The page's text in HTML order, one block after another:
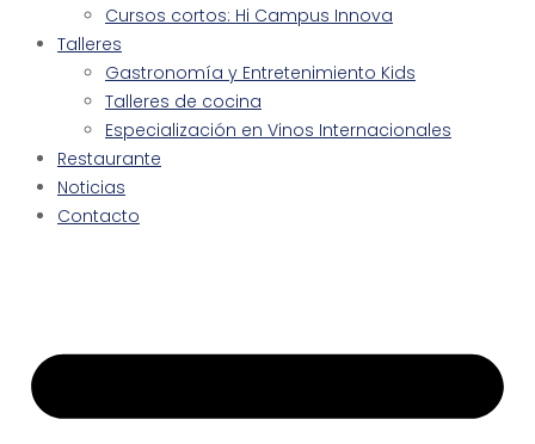
Cursos cortos: Hi Campus Innova
Talleres
Gastronomía y Entretenimiento Kids
Talleres de cocina
Especialización en Vinos Internacionales
Restaurante
Noticias
Contacto